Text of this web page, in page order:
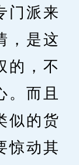
派来
，是这
的，不
。而且
似的货
惊动其